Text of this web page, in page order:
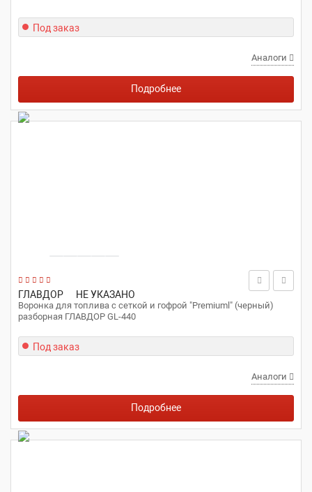
Под заказ
Аналоги
Подробнее
ГЛАВДОР НЕ УКАЗАНО
Воронка для топлива с сеткой и гофрой "Premiuml" (черный)
разборная ГЛАВДОР GL-440
Под заказ
Аналоги
Подробнее